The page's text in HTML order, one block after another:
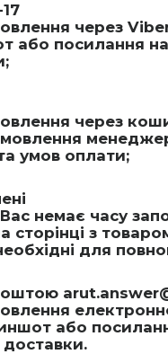
через
або посилання
через
умов оплати;
немає часу
сторінці з
для
або